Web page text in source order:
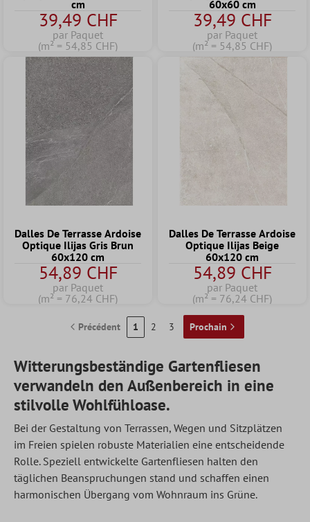
cm
39,49 CHF
par Paquet
(m² = 54,85 CHF)
60x60 cm
39,49 CHF
par Paquet
(m² = 54,85 CHF)
Dalles De Terrasse Ardoise
Optique Ilijas Gris Brun
60x120 cm
54,89 CHF
par Paquet
(m² = 76,24 CHF)
Dalles De Terrasse Ardoise
Optique Ilijas Beige
60x120 cm
54,89 CHF
par Paquet
(m² = 76,24 CHF)
Précédent 1 2 3 Prochain
Witterungsbeständige Gartenfliesen
verwandeln den Außenbereich in eine
stilvolle Wohlfühloase.
Bei der Gestaltung von Terrassen, Wegen und Sitzplätzen
im Freien spielen robuste Materialien eine entscheidende
Rolle. Speziell entwickelte Gartenfliesen halten den
täglichen Beanspruchungen stand und schaffen einen
harmonischen Übergang vom Wohnraum ins Grüne.